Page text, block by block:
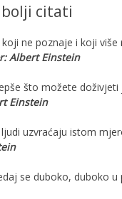
citati
ne poznaje i koji
Albert Einstein
što možete doživjeti
Einstein
ljudi uzvraćaju istom
se duboko, duboko